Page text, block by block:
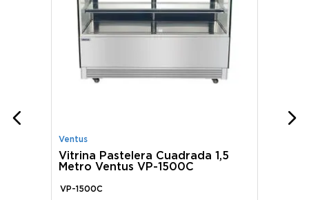
Ventus
Vitrina Pastelera Cuadrada 1,5
Metro Ventus VP-1500C
VP-1500C